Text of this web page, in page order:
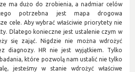
ma dużo do zrobienia, a nadmiar celów
potrzebna jest mapa drogowa
cele. Aby wybrać właściwie priorytety nie
Dlatego konieczne jest ustalenie czym w
się zająć. Nigdzie nie można wdrożyć
diagnozy. HR nie jest wyjątkiem. Tylko
które pozwolą nam ustalić nie tylko
jesteśmy w stanie wdrożyć właściwe